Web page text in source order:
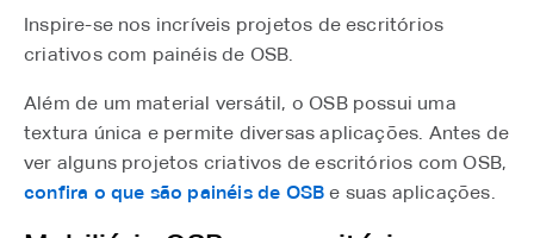
Inspire-se nos incríveis projetos de escritórios
criativos com painéis de OSB.
Além de um material versátil, o OSB possui uma
textura única e permite diversas aplicações. Antes de
ver alguns projetos criativos de escritórios com OSB,
confira o que são painéis de OSB e suas aplicações.